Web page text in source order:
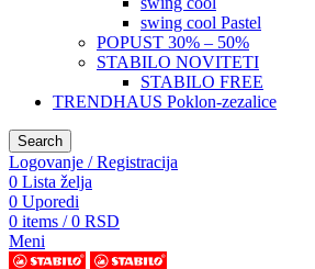
swing cool Pastel
POPUST 30% – 50%
STABILO NOVITETI
STABILO FREE
TRENDHAUS Poklon-zezalice
Search
Logovanje / Registracija
0 Lista želja
0 Uporedi
0 items / 0 RSD
Meni